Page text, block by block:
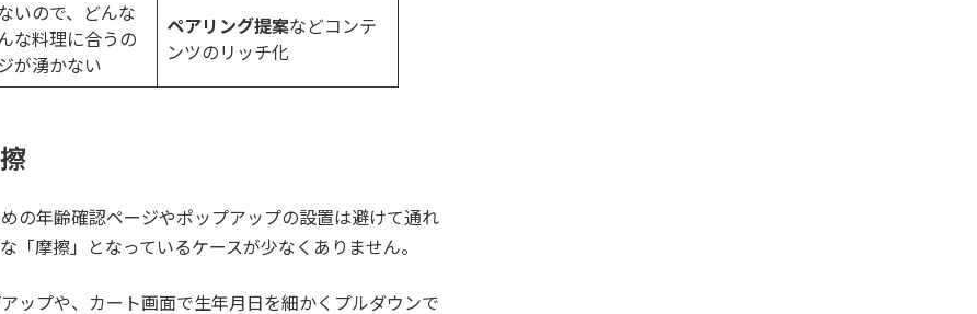
いので、どんな
な料理に合うの
が湧かない
ペアリング提案などコンテ
ンツのリッチ化
の年齢確認ページやポップアップの設置は避けて通れ
「摩擦」となっているケースが少なくありません。
ップや、カート画面で生年月日を細かくプルダウンで